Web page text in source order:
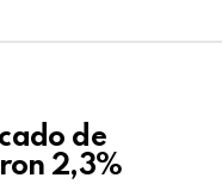
de
2,3%